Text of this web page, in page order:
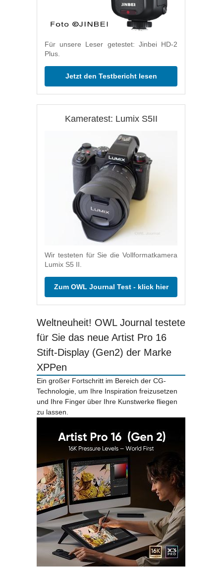
Für unsere Leser getestet: Jinbei HD-2
Plus.
Jetzt den Testbericht lesen
Kameratest: Lumix S5II
Wir testeten für Sie die Vollformatkamera
Lumix S5 II.
Zum OWL Journal Test - klick hier
Weltneuheit! OWL Journal testete
für Sie das neue Artist Pro 16
Stift-Display (Gen2) der Marke
XPPen
Ein großer Fortschritt im Bereich der CG-
Technologie, um Ihre Inspiration freizusetzen
und Ihre Finger über Ihre Kunstwerke fliegen
zu lassen.